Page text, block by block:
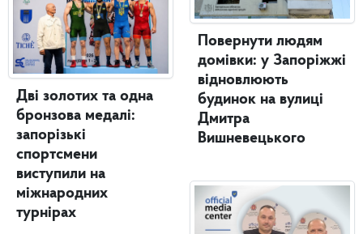
Дві золотих та одна
бронзова медалі:
запорізькі
спортсмени
виступили на
міжнародних
турнірах
Повернути людям
домівки: у Запоріжжі
відновлюють
будинок на вулиці
Дмитра
Вишневецького